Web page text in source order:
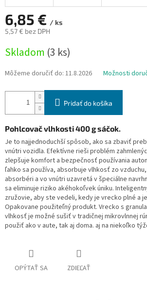
6,85 € / ks
5,57 € bez DPH
cena:
Skladom (3 ks)
Môžeme doručiť do: 11.8.2026 Možnosti
Pridať do košíka
Pohlcovač vlhkosti 400 g sáčok.
Je to najjednoduchší spôsob, ako sa zbaviť
vnútri vozidla. Efektívne rieši problém
zlepšuje komfort a bezpečnosť používania
ľahko sa používa, absorbuje vlhkosť zo
absorbéri a vo vnútri uzavretá v špeciálne
sa eliminuje riziko akéhokoľvek úniku.
zružovie, aby ste vedeli, kedy je vrecko plné a
Opakovane použiteľný produkt. Vrecko s
vlhkosť je možné sušiť v tradičnej mikrovlnnej
použiť ako v aute, tak aj doma. aj na niekoľko
OPÝTAŤ SA ZDIEĽAŤ